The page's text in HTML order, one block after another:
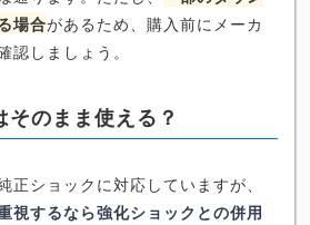
場合があるため、購入前にメーカ
認しましょう。
のまま使える？
正ショックに対応していますが、
視するなら強化ショックとの併用